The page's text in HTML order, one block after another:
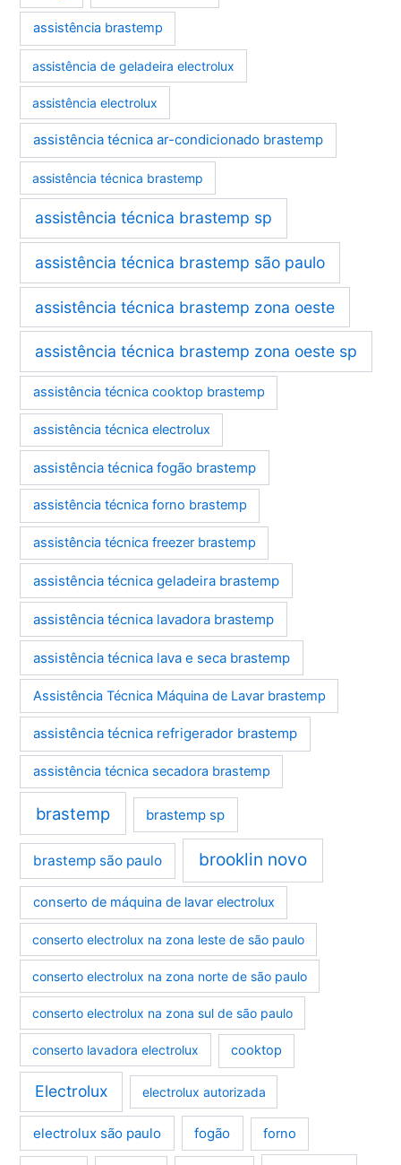
assistência brastemp
assistência de geladeira electrolux
assistência electrolux
assistência técnica ar-condicionado brastemp
assistência técnica brastemp
assistência técnica brastemp sp
assistência técnica brastemp são paulo
assistência técnica brastemp zona oeste
assistência técnica brastemp zona oeste sp
assistência técnica cooktop brastemp
assistência técnica electrolux
assistência técnica fogão brastemp
assistência técnica forno brastemp
assistência técnica freezer brastemp
assistência técnica geladeira brastemp
assistência técnica lavadora brastemp
assistência técnica lava e seca brastemp
Assistência Técnica Máquina de Lavar brastemp
assistência técnica refrigerador brastemp
assistência técnica secadora brastemp
brastemp brastemp sp
brastemp são paulo brooklin novo
conserto de máquina de lavar electrolux
conserto electrolux na zona leste de são paulo
conserto electrolux na zona norte de são paulo
conserto electrolux na zona sul de são paulo
conserto lavadora electrolux cooktop
Electrolux electrolux autorizada
electrolux são paulo fogão forno